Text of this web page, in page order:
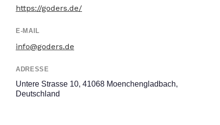
https://goders.de/
E-MAIL
info@goders.de
ADRESSE
Untere Strasse 10, 41068 Moenchengladbach,
Deutschland